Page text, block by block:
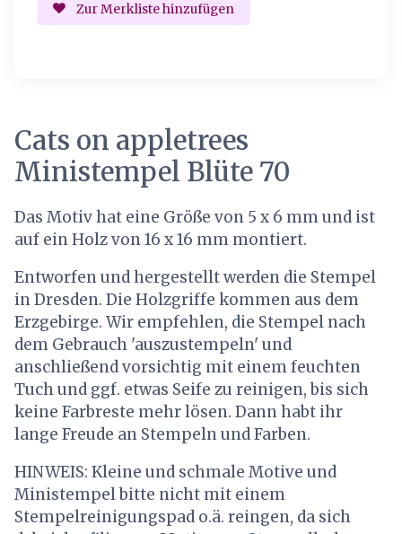
Zur Merkliste hinzufügen
Cats on appletrees
Ministempel Blüte 70
Das Motiv hat eine Größe von 5 x 6 mm und ist
auf ein Holz von 16 x 16 mm montiert.
Entworfen und hergestellt werden die Stempel
in Dresden. Die Holzgriffe kommen aus dem
Erzgebirge. Wir empfehlen, die Stempel nach
dem Gebrauch 'auszustempeln' und
anschließend vorsichtig mit einem feuchten
Tuch und ggf. etwas Seife zu reinigen, bis sich
keine Farbreste mehr lösen. Dann habt ihr
lange Freude an Stempeln und Farben.
HINWEIS: Kleine und schmale Motive und
Ministempel bitte nicht mit einem
Stempelreinigungspad o.ä. reingen, da sich